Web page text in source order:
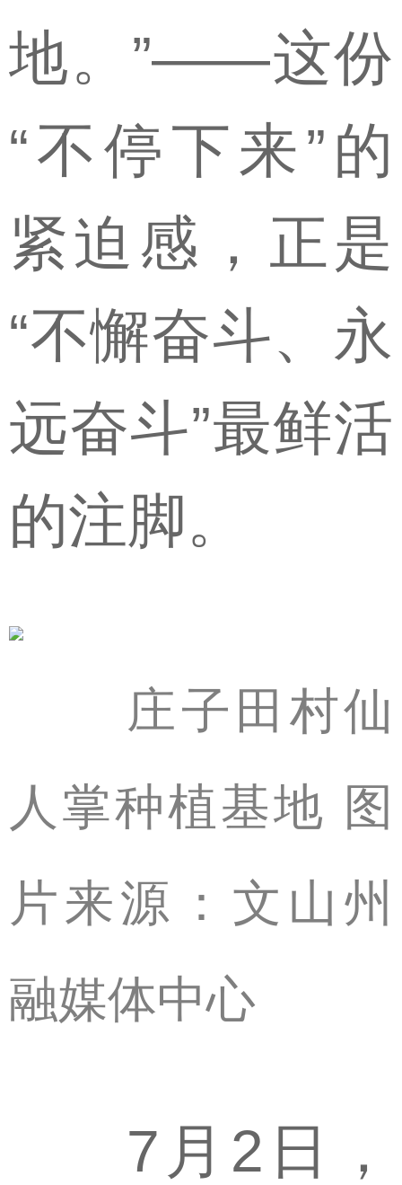
地。”——这份
“不停下来”的
紧迫感，正是
“不懈奋斗、永
远奋斗”最鲜活
的注脚。
庄子田村仙
人掌种植基地 图
片来源：文山州
融媒体中心
7月2日，